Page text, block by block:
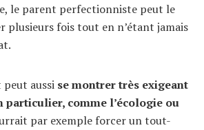
le parent perfectionniste peut le
plusieurs fois tout en n’étant jamais
peut aussi se montrer très exigeant
particulier, comme l’écologie ou
par exemple forcer un tout-